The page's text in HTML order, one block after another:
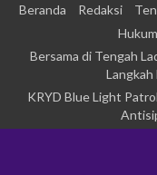
Skip
content
Beranda Redaksi
Hukum
Bersama di Tengah
KRYD Blue Light